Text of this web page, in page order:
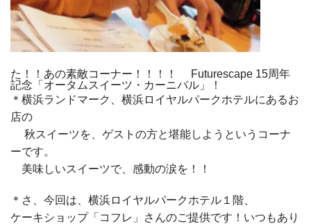
た！！あの素敵コーナー！！！！ Futurescape 15周年
記念「オータムスイーツ・カーニバル」！
＊横浜ランドマーク、横浜ロイヤルパークホテルにあるお
店の
秋スイーツを、ゲストの方と堪能しようというコーナ
ーです。
美味しいスイーツで、感動の涙を！！
＊さ、今回は、横浜ロイヤルパークホテル１階、
ケーキショップ「コフレ」さんのご提供です！いつもあり